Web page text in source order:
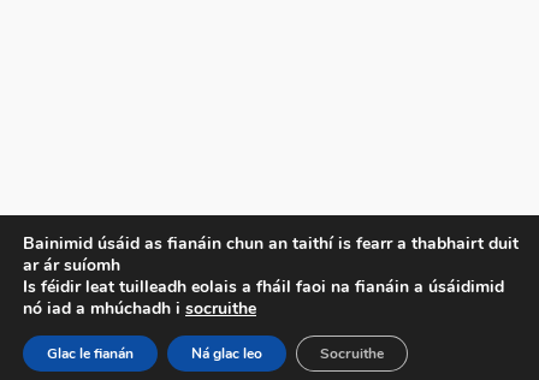
Príobháideachas
Beartas Príobháideachais
Téarmaí agus Coinníollacha
Bainimid úsáid as fianáin chun an taithí is fearr a thabhairt duit
ar ár suíomh
Is féidir leat tuilleadh eolais a fháil faoi na fianáin a úsáidimid
nó iad a mhúchadh i socruithe
Glac le fianán Ná glac leo Socruithe